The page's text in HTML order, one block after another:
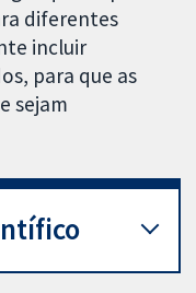
diferentes
incluir
para que as
sejam